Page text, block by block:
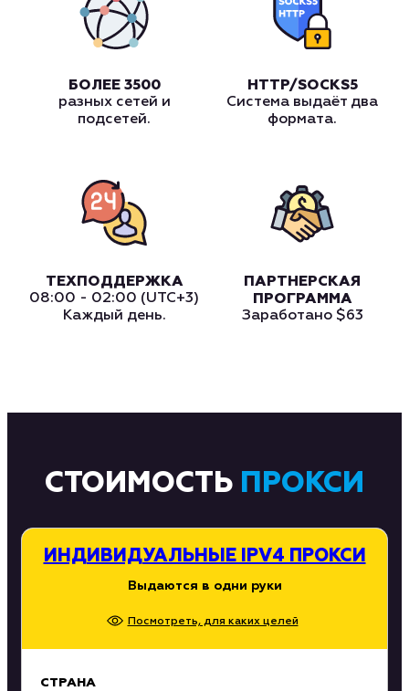
БОЛЕЕ 3500
разных сетей и
подсетей.
HTTP/SOCKS5
Система выдаёт два
формата.
ТЕХПОДДЕРЖКА
08:00 - 02:00 (UTC+3)
Каждый день.
ПАРТНЕРСКАЯ
ПРОГРАММА
Заработано $63
СТОИМОСТЬ ПРОКСИ
ИНДИВИДУАЛЬНЫЕ IPV4 ПРОКСИ
Выдаются в одни руки
Посмотреть, для каких целей
СТРАНА